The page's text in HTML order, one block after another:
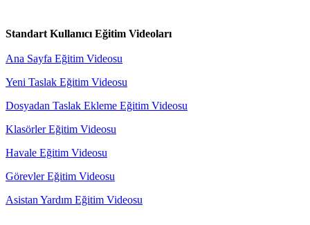
Standart Kullanıcı Eğitim Videoları
Ana Sayfa Eğitim Videosu
Yeni Taslak Eğitim Videosu
Dosyadan Taslak Ekleme Eğitim Videosu
Klasörler Eğitim Videosu
Havale Eğitim Videosu
Görevler Eğitim Videosu
Asistan Yardım Eğitim Videosu